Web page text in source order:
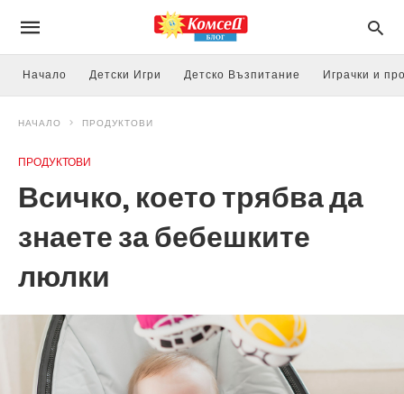
Начало Детски Игри Детско Възпитание Играчки и
НАЧАЛО ПРОДУКТОВИ
ПРОДУКТОВИ
Всичко, което трябва да
знаете за бебешките
люлки